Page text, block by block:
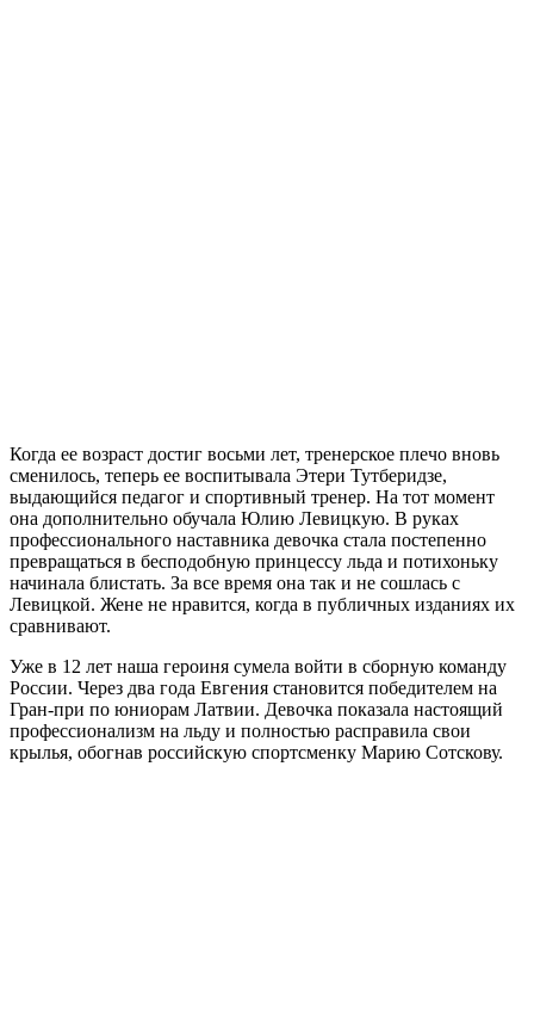
Когда ее возраст достиг восьми лет, тренерское плечо вновь
сменилось, теперь ее воспитывала Этери Тутберидзе,
выдающийся педагог и спортивный тренер. На тот момент
она дополнительно обучала Юлию Левицкую. В руках
профессионального наставника девочка стала постепенно
превращаться в бесподобную принцессу льда и потихоньку
начинала блистать. За все время она так и не сошлась с
Левицкой. Жене не нравится, когда в публичных изданиях их
сравнивают.
Уже в 12 лет наша героиня сумела войти в сборную команду
России. Через два года Евгения становится победителем на
Гран-при по юниорам Латвии. Девочка показала настоящий
профессионализм на льду и полностью расправила свои
крылья, обогнав российскую спортсменку Марию Сотскову.